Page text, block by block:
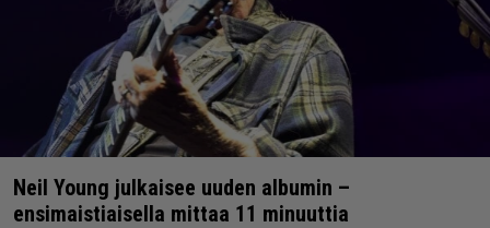
Neil Young julkaisee uuden albumin –
ensimaistiaisella mittaa 11 minuuttia